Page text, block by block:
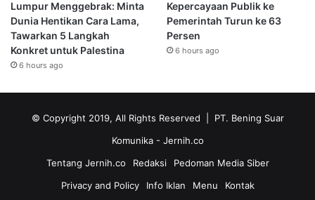
Lumpur Menggebrak: Minta
Dunia Hentikan Cara Lama,
Tawarkan 5 Langkah
Konkret untuk Palestina
6 hours ago
Kepercayaan Publik ke
Pemerintah Turun ke 63
Persen
6 hours ago
© Copyright 2019, All Rights Reserved | PT. Bening Suar
Komunika - Jernih.co
Tentang Jernih.co
Redaksi
Pedoman Media Siber
Privacy and Policy
Info Iklan Menu Kontak